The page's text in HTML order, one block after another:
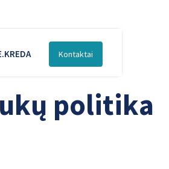
Kontaktai
politika